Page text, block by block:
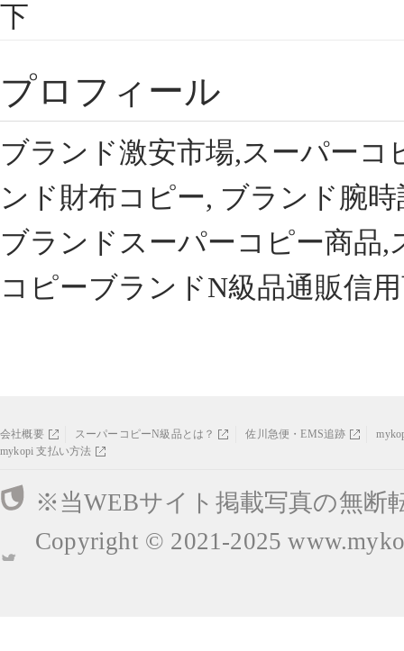
下
プロフィール
ブランド激安市場,スーパー
ンド財布コピー, ブランド腕
ブランドスーパーコピー商品
コピーブランドN級品通販信
会社概要 スーパーコピーN級品とは？ 佐川急便・EMS追跡
mykopi 支払い方法
※当WEBサイト掲載写真の無断
Copyright © 2021-2025